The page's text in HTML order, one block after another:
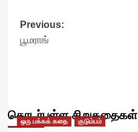
Post
navigation
Previous:
பூமராங்
தொடர்புள்ள சிறுகதைகள்
ஒரு பக்கக் கதை குடும்பம்